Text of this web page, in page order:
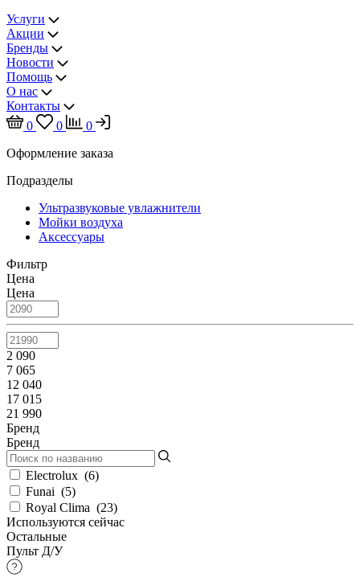
Услуги
Акции
Бренды
Новости
Помощь
О нас
Контакты
0
0
0
Оформление заказа
Подразделы
Ультразвуковые увлажнители
Мойки воздуха
Аксессуары
Фильтр
Цена
Цена
2 090
7 065
12 040
17 015
21 990
Бренд
Бренд
Electrolux (6)
Funai (5)
Royal Clima (23)
Используются сейчас
Остальные
Пульт Д/У